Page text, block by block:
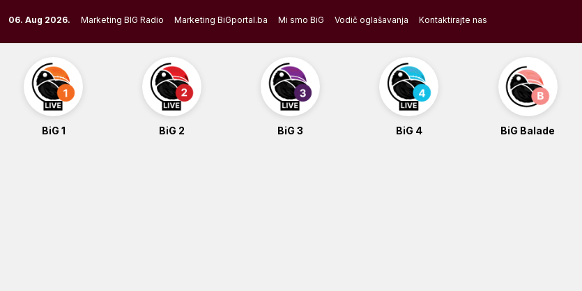
to
content
06. Aug 2026. Marketing BIG Radio Marketing BiGportal.ba Mi smo BiG Vodič oglašavanja Kontaktirajte nas
BiG 1 BiG 2 BiG 3 BiG 4 BiG Balade